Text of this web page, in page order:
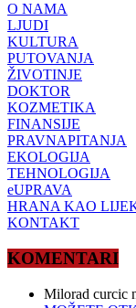
O NAMA
LJUDI
KULTURA
PUTOVANJA
ŽIVOTINJE
DOKTOR
KOZMETIKA
FINANSIJE
PRAVNAPITANJA
EKOLOGIJA
TEHNOLOGIJA
eUPRAVA
HRANA KAO
KONTAKT
KOMENTARI
Milorad curcic